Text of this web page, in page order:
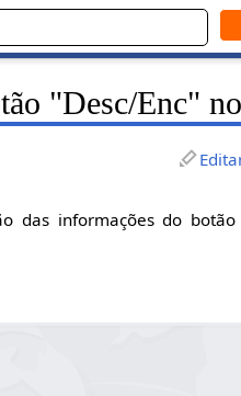
"Desc/Enc"
das informações do botão